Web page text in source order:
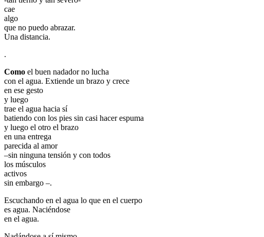
cae
algo
que no puedo abrazar.
Una distancia.
.
Como el buen nadador no lucha
con el agua. Extiende un brazo y crece
en ese gesto
y luego
trae el agua hacia sí
batiendo con los pies sin casi hacer espuma
y luego el otro el brazo
en una entrega
parecida al amor
–sin ninguna tensión y con todos
los músculos
activos
sin embargo –.
Escuchando en el agua lo que en el cuerpo
es agua. Naciéndose
en el agua.